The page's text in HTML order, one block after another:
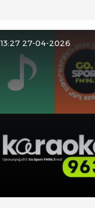
13:27 27-04-2026